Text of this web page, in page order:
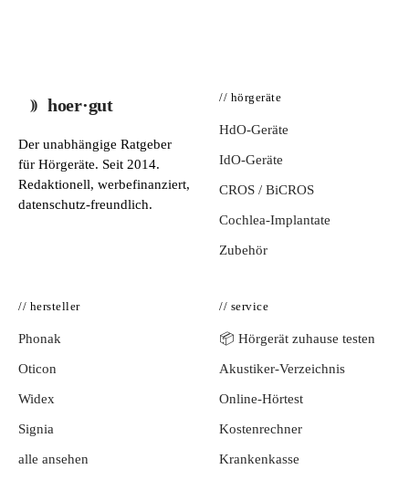
hoer·gut
Der unabhängige Ratgeber
für Hörgeräte. Seit 2014.
Redaktionell, werbefinanziert,
datenschutz-freundlich.
// hörgeräte
HdO-Geräte
IdO-Geräte
CROS / BiCROS
Cochlea-Implantate
Zubehör
// hersteller
Phonak
Oticon
Widex
Signia
alle ansehen
// service
📦 Hörgerät zuhause testen
Akustiker-Verzeichnis
Online-Hörtest
Kostenrechner
Krankenkasse